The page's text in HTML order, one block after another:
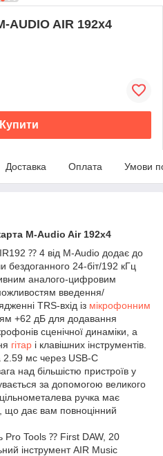
AUDIO AIR 192x4
Купити
Доставка Оплата Умови
M-Audio Air 192x4
⁇ 4 від M-Audio додає до
бездоганного 24-біт/192 кГц
аналого-цифровим
введення/
TRS-вхід із мікрофонним
+62 дБ для додавання
сценічної динаміки, а
гітар і клавішних інструментів.
мс через USB-C
над більшістю пристроїв у
за допомогою великого
ручка має
що дає вам повноцінний
Pro Tools ⁇ First DAW, 20
інструмент AIR Music